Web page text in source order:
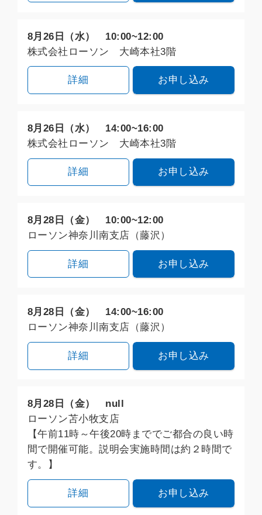
8月26日（水） 10:00~12:00
株式会社ローソン 大崎本社3階
詳細 お申し込み
8月26日（水） 14:00~16:00
株式会社ローソン 大崎本社3階
詳細 お申し込み
8月28日（金） 10:00~12:00
ローソン神奈川南支店（藤沢）
詳細 お申し込み
8月28日（金） 14:00~16:00
ローソン神奈川南支店（藤沢）
詳細 お申し込み
8月28日（金） null
ローソン苫小牧支店
【午前11時～午後20時まででご都合の良い時
間で開催可能。説明会実施時間は約２時間で
す。】
詳細 お申し込み